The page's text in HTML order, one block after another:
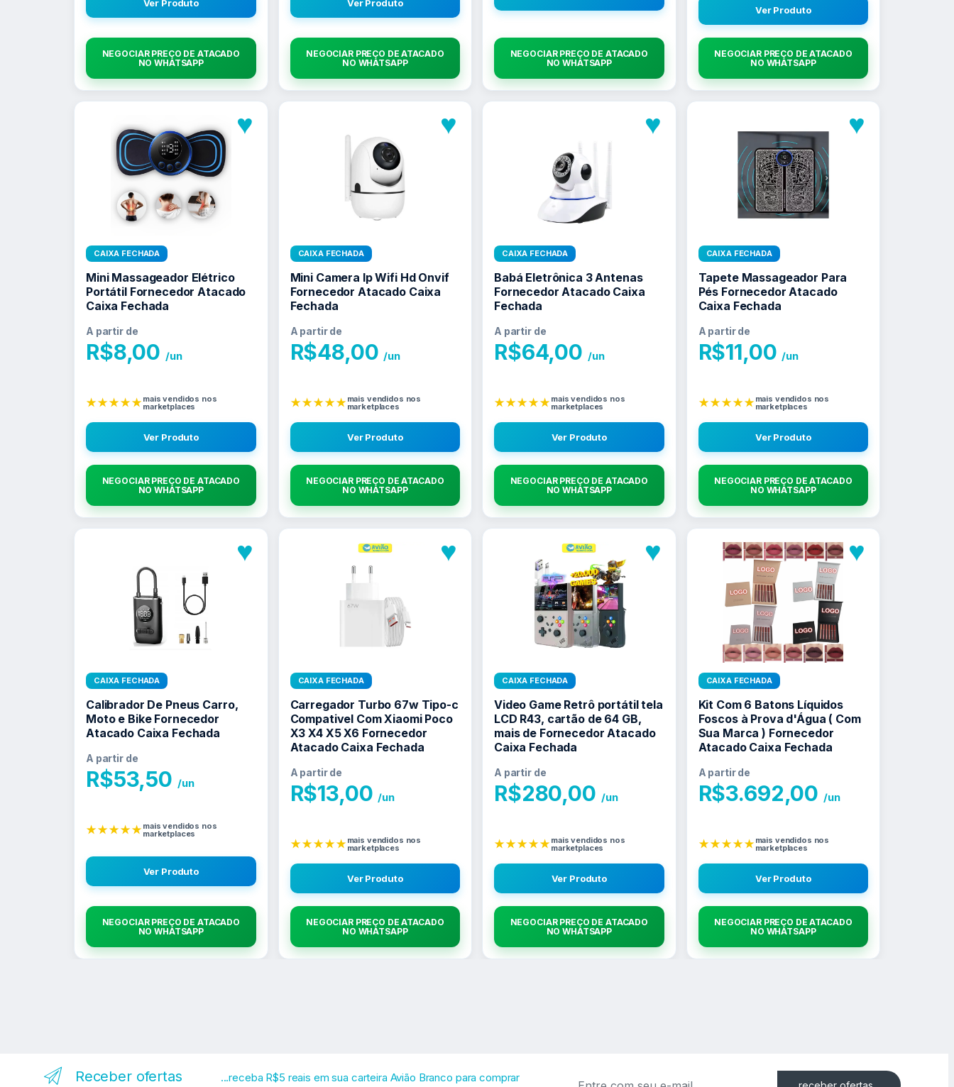
Ver Produto
NEGOCIAR PREÇO DE ATACADO
NO WHATSAPP
Ver Produto
NEGOCIAR PREÇO DE ATACADO
NO WHATSAPP
NEGOCIAR PREÇO DE ATACADO
NO WHATSAPP
Ver Produto
NEGOCIAR PREÇO DE ATACADO
NO WHATSAPP
♥
CAIXA FECHADA
Mini Massageador Elétrico
Portátil Fornecedor Atacado
Caixa Fechada
A partir de
R$8,00 /un
★★★★★mais vendidos nos
marketplaces
Ver Produto
NEGOCIAR PREÇO DE ATACADO
NO WHATSAPP
♥
CAIXA FECHADA
Mini Camera Ip Wifi Hd Onvif
Fornecedor Atacado Caixa
Fechada
A partir de
R$48,00 /un
★★★★★mais vendidos nos
marketplaces
Ver Produto
NEGOCIAR PREÇO DE ATACADO
NO WHATSAPP
♥
CAIXA FECHADA
Babá Eletrônica 3 Antenas
Fornecedor Atacado Caixa
Fechada
A partir de
R$64,00 /un
★★★★★mais vendidos nos
marketplaces
Ver Produto
NEGOCIAR PREÇO DE ATACADO
NO WHATSAPP
♥
CAIXA FECHADA
Tapete Massageador Para
Pés Fornecedor Atacado
Caixa Fechada
A partir de
R$11,00 /un
★★★★★mais vendidos nos
marketplaces
Ver Produto
NEGOCIAR PREÇO DE ATACADO
NO WHATSAPP
♥
CAIXA FECHADA
Calibrador De Pneus Carro,
Moto e Bike Fornecedor
Atacado Caixa Fechada
A partir de
R$53,50 /un
★★★★★mais vendidos nos
marketplaces
Ver Produto
NEGOCIAR PREÇO DE ATACADO
NO WHATSAPP
♥
CAIXA FECHADA
Carregador Turbo 67w Tipo-c
Compativel Com Xiaomi Poco
X3 X4 X5 X6 Fornecedor
Atacado Caixa Fechada
A partir de
R$13,00 /un
★★★★★mais vendidos nos
marketplaces
Ver Produto
NEGOCIAR PREÇO DE ATACADO
NO WHATSAPP
♥
CAIXA FECHADA
Video Game Retrô portátil tela
LCD R43, cartão de 64 GB,
mais de Fornecedor Atacado
Caixa Fechada
A partir de
R$280,00 /un
★★★★★mais vendidos nos
marketplaces
Ver Produto
NEGOCIAR PREÇO DE ATACADO
NO WHATSAPP
♥
CAIXA FECHADA
Kit Com 6 Batons Líquidos
Foscos à Prova d'Água ( Com
Sua Marca ) Fornecedor
Atacado Caixa Fechada
A partir de
R$3.692,00 /un
★★★★★mais vendidos nos
marketplaces
Ver Produto
NEGOCIAR PREÇO DE ATACADO
NO WHATSAPP
Receber ofertas ...receba R$5 reais em sua carteira Avião Branco para comprar